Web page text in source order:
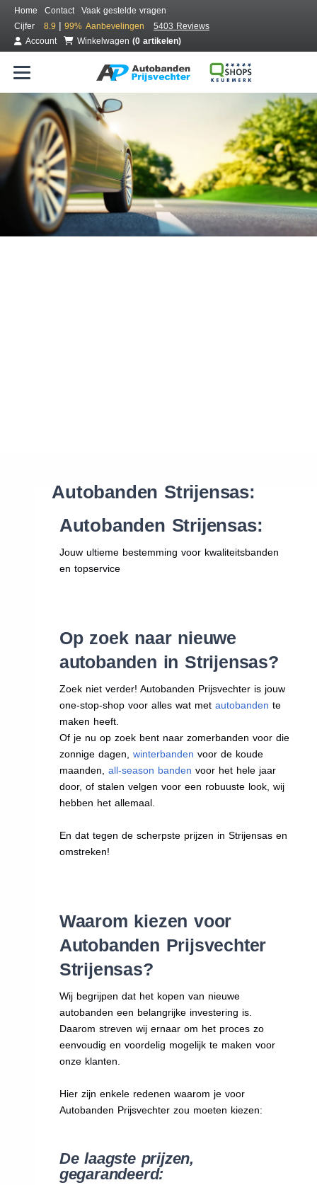
Home Contact
Vaak gestelde vragen
Cijfer
8.9 | 99% Aanbevelingen
5403 Reviews
Account
Winkelwagen (0 artikelen)
Bestel voordelig banden online
Gratis bezorgd of montage bij jou in de buurt
Seizoen:
Merken:
Autobanden Strijensas:
Autobanden Strijensas:
Jouw ultieme bestemming voor kwaliteitsbanden
en topservice
Op zoek naar nieuwe
autobanden in Strijensas?
Zoek niet verder! Autobanden Prijsvechter is jouw
one-stop-shop voor alles wat met autobanden te
maken heeft.
Of je nu op zoek bent naar zomerbanden voor die
zonnige dagen, winterbanden voor de koude
maanden, all-season banden voor het hele jaar
door, of stalen velgen voor een robuuste look, wij
hebben het allemaal.
En dat tegen de scherpste prijzen in Strijensas en
omstreken!
Waarom kiezen voor
Autobanden Prijsvechter
Strijensas?
Wij begrijpen dat het kopen van nieuwe
autobanden een belangrijke investering is.
Daarom streven wij ernaar om het proces zo
eenvoudig en voordelig mogelijk te maken voor
onze klanten.
Hier zijn enkele redenen waarom je voor
Autobanden Prijsvechter zou moeten kiezen:
De laagste prijzen,
gegarandeerd: